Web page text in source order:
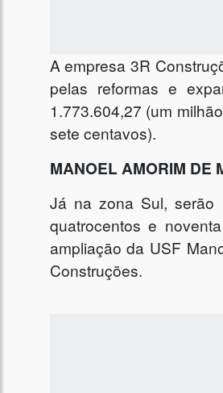
A empresa 3R
pelas reformas e
1.773.604,27 (um
sete centavos).
MANOEL AMORIM DE
Já na zona Sul, serão
quatrocentos e
ampliação da USF
Construções.